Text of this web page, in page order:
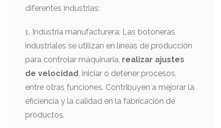
diferentes industrias:
1. Industria manufacturera: Las botoneras
industriales se utilizan en líneas de producción
para controlar maquinaria, realizar ajustes
de velocidad, iniciar o detener procesos,
entre otras funciones. Contribuyen a mejorar la
eficiencia y la calidad en la fabricación de
productos.